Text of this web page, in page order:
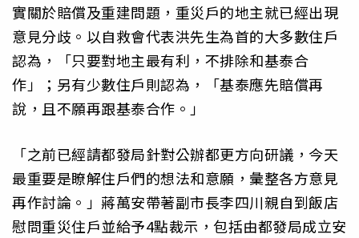
實關於賠償及重建問題，重災戶的地主就已經出現
意見分歧。以自救會代表洪先生為首的大多數住戶
認為，「只要對地主最有利，不排除和基泰合
作」；另有少數住戶則認為，「基泰應先賠償再
說，且不願再跟基泰合作。」
「之前已經請都發局針對公辦都更方向研議，今天
最重要是瞭解住戶們的想法和意願，彙整各方意見
再作討論。」蔣萬安帶著副市長李四川親自到飯店
慰問重災住戶並給予4點裁示，包括由都發局成立安